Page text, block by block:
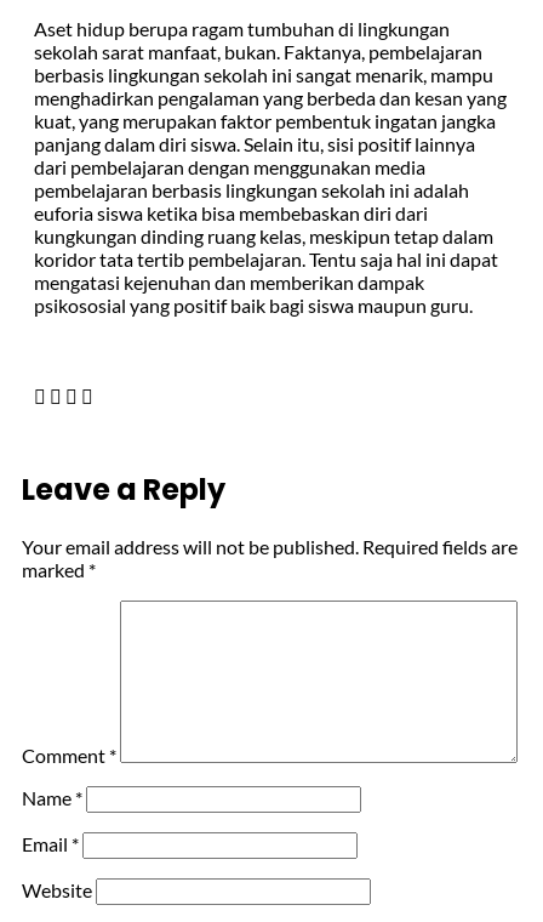
Aset hidup berupa ragam tumbuhan di lingkungan
sekolah sarat manfaat, bukan. Faktanya, pembelajaran
berbasis lingkungan sekolah ini sangat menarik, mampu
menghadirkan pengalaman yang berbeda dan kesan yang
kuat, yang merupakan faktor pembentuk ingatan jangka
panjang dalam diri siswa. Selain itu, sisi positif lainnya
dari pembelajaran dengan menggunakan media
pembelajaran berbasis lingkungan sekolah ini adalah
euforia siswa ketika bisa membebaskan diri dari
kungkungan dinding ruang kelas, meskipun tetap dalam
koridor tata tertib pembelajaran. Tentu saja hal ini dapat
mengatasi kejenuhan dan memberikan dampak
psikososial yang positif baik bagi siswa maupun guru.
Leave a Reply
Your email address will not be published. Required fields are
marked *
Comment *
Name *
Email *
Website